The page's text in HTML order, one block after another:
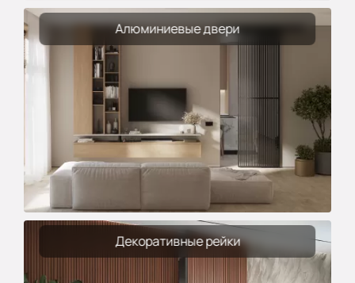
Алюминиевые двери
Декоративные рейки